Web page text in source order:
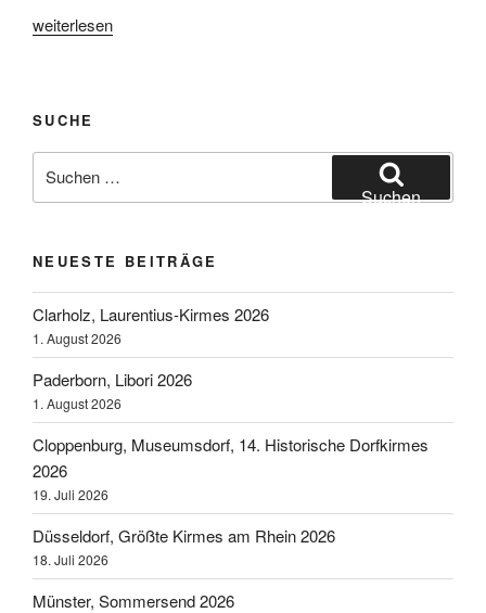
„Hamburg,
weiterlesen
SUCHE
nach:
Suchen
NEUESTE BEITRÄGE
Clarholz, Laurentius-Kirmes 2026
1. August 2026
Paderborn, Libori 2026
1. August 2026
Cloppenburg, Museumsdorf, 14. Historische Dorfkirmes
2026
19. Juli 2026
Düsseldorf, Größte Kirmes am Rhein 2026
18. Juli 2026
Münster, Sommersend 2026